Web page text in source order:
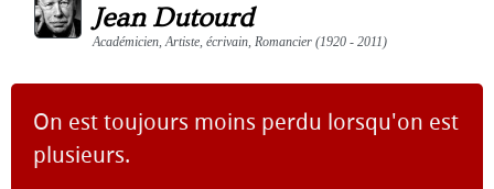
Jean Dutourd
Académicien, Artiste, écrivain, Romancier (1920 - 2011)
On est toujours moins perdu lorsqu'on est
plusieurs.